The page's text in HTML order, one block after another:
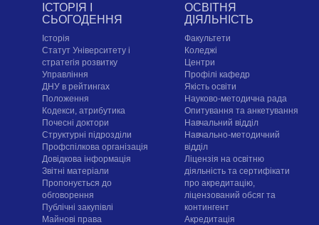
ІСТОРІЯ І
СЬОГОДЕННЯ
Історія
Статут Університету і
стратегія розвитку
Управління
ДНУ в рейтингах
Положення
Кодекси, атрибутика
Почесні доктори
Структурні підрозділи
Профспілкова організація
Довідкова інформація
Звітні матеріали
Пропонується до
обговорення
Публічні закупівлі
Майнові права
ОСВІТНЯ
ДІЯЛЬНІСТЬ
Факультети
Коледжі
Центри
Профілі кафедр
Якість освіти
Науково-методична рада
Опитування та анкетування
Навчальний відділ
Навчально-методичний
відділ
Ліцензія на освітню
діяльність та сертифікати
про акредитацію,
ліцензований обсяг та
контингент
Акредитація